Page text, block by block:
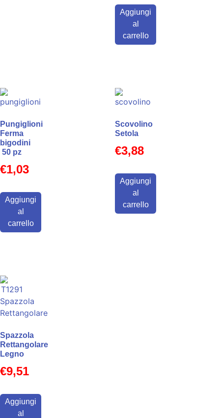
Aggiungi
al
carrello
Pungiglioni
Ferma
bigodini
50 pz
€1,03
Aggiungi
al
carrello
Scovolino
Setola
€3,88
Aggiungi
al
carrello
Spazzola
Rettangolare
Legno
€9,51
Aggiungi
al